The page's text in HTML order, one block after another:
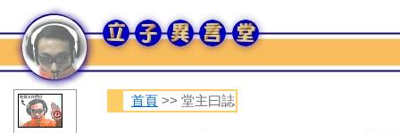
首頁 >> 堂主曰誌